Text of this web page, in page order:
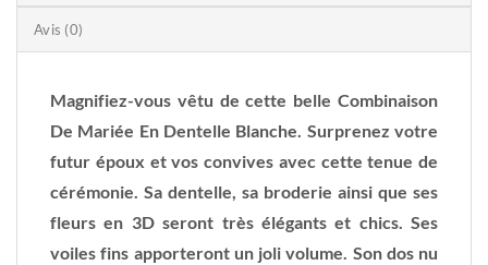
Avis (0)
Magnifiez-vous vêtu de cette belle Combinaison
De Mariée En Dentelle Blanche. Surprenez votre
futur époux et vos convives avec cette tenue de
cérémonie. Sa dentelle, sa broderie ainsi que ses
fleurs en 3D seront très élégants et chics. Ses
voiles fins apporteront un joli volume. Son dos nu